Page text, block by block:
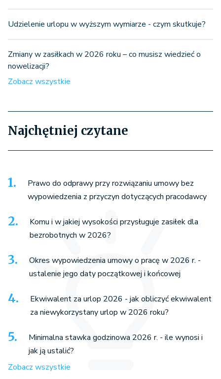
Udzielenie urlopu w wyższym wymiarze - czym skutkuje?
Zmiany w zasiłkach w 2026 roku – co musisz wiedzieć o
nowelizacji?
Zobacz wszystkie
Najchętniej czytane
Prawo do odprawy przy rozwiązaniu umowy bez
wypowiedzenia z przyczyn dotyczących pracodawcy
Komu i w jakiej wysokości przysługuje zasiłek dla
bezrobotnych w 2026?
Okres wypowiedzenia umowy o pracę w 2026 r. -
ustalenie jego daty początkowej i końcowej
Ekwiwalent za urlop 2026 - jak obliczyć ekwiwalent
za niewykorzystany urlop w 2026 roku?
Minimalna stawka godzinowa 2026 r. - ile wynosi i
jak ją ustalić?
Zobacz wszystkie